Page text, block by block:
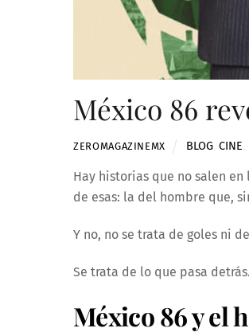
México 86
ZEROMAGAZINEMX BLOG, CINE
Hay historias que no salen
de esas: la del hombre que,
Y no, no se trata de goles ni
Se trata de lo que pasa detrás.
México 86 y el